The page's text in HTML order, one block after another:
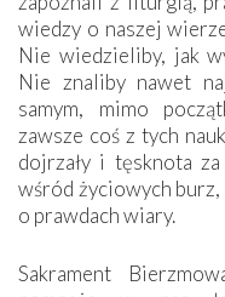
wiedzy o naszej
Nie wiedzieliby, jak
Nie znaliby nawet
samym, mimo
zawsze coś z tych
dojrzały i tęsknota
wśród życiowych
o prawdach wiary.
Sakrament